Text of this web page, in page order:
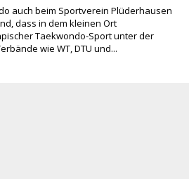
auch beim Sportverein Plüderhausen
dass in dem kleinen Ort
Taekwondo-Sport unter der
wie WT, DTU und...